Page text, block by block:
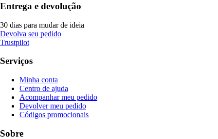
Entrega e devolução
30 dias para mudar de ideia
Devolva seu pedido
Trustpilot
Serviços
Minha conta
Centro de ajuda
Acompanhar meu pedido
Devolver meu pedido
Códigos promocionais
Sobre